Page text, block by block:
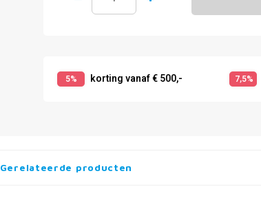
5% korting vanaf € 500,- 7,5%
Gerelateerde producten